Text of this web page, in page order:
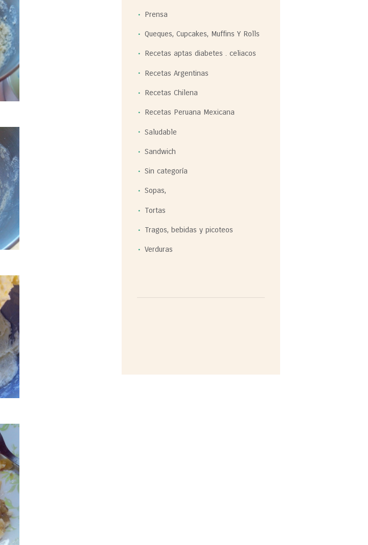
Prensa
Queques, Cupcakes, Muffins Y Rolls
Recetas aptas diabetes . celiacos
Recetas Argentinas
Recetas Chilena
Recetas Peruana Mexicana
Saludable
Sandwich
Sin categoría
Sopas,
Tortas
Tragos, bebidas y picoteos
Verduras